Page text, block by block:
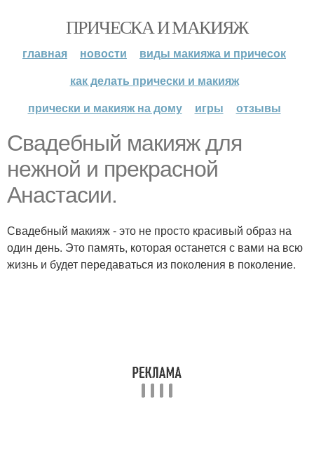
ПРИЧЕСКА И МАКИЯЖ
главная новости
виды макияжа и причесок
как делать прически и макияж
прически и макияж на дому
игры отзывы
Свадебный макияж для
нежной и прекрасной
Анастасии.
Свадебный макияж - это не просто красивый образ на
один день. Это память, которая останется с вами на всю
жизнь и будет передаваться из поколения в поколение.